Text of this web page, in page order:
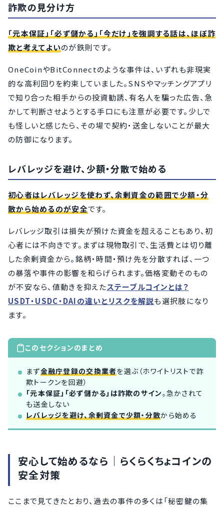
詐欺の見分け方
「元本保証」「必ず儲かる」「今だけ」を強調する話は、ほぼ詐
欺と考えてよいのが鉄則です。
OneCoinやBitConnectのような事件は、いずれも非現実
的な高利回りを約束していました。SNSやマッチングアプリ
で知り合った相手からの投資勧誘、有名人を騙った広告、急
かして判断させようとする手口にも注意が必要です。少しで
も怪しいと感じたら、その場で契約・送金しないことが最大
の防御になります。
レバレッジを避け、少額・分散で始める
初心者はレバレッジを使わず、余剰資金の範囲で少額・分
散から始めるのが安全です。
レバレッジ取引は損失が預けた資金を超えることもあり、初
心者には不向きです。まずは現物取引で、生活費とは切り離
した余剰資金から。銘柄・時間・預け先を分散すれば、一つ
の暴落や事件の影響を和らげられます。価格変動そのもの
が不安なら、値動きを抑えたステーブルコインとは？
USDT・USDC・DAIの違いとリスクを解説も選択肢になり
ます。
このセクションのまとめ
まず金融庁登録の交換業者を選ぶ（ホワイトリストで詐
欺トークンを回避）
「元本保証」「必ず儲かる」は詐欺のサイン。急かされて
も送金しない
レバレッジを避け、余剰資金で少額・分散から始める
安心して始めるなら｜らくらくちょコインの
安全対策
ここまで見てきたとおり、過去の事件の多くは「秘密鍵の集